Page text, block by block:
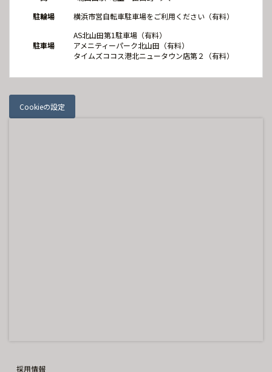
駐輪場
横浜市営自転車駐車場をご利用ください（有料）
駐車場
AS北山田第1駐車場（有料）
アメニティーパーク北山田（有料）
タイムズココス港北ニュータウン店第２（有料）
Cookieの設定
採用情報